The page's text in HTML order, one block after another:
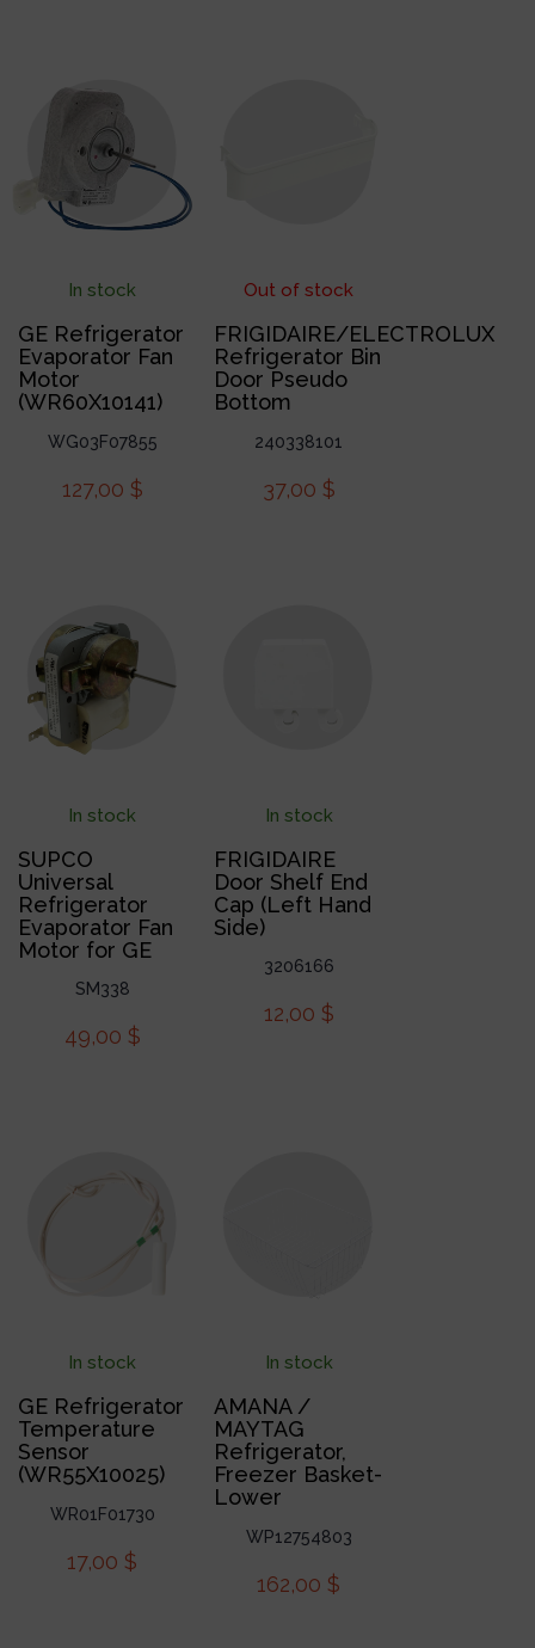
In stock
GE Refrigerator
Evaporator Fan
Motor
(WR60X10141)
WG03F07855
127,00 $
Out of stock
FRIGIDAIRE/ELECTROLUX
Refrigerator Bin
Door Pseudo
Bottom
240338101
37,00 $
In stock
SUPCO
Universal
Refrigerator
Evaporator Fan
Motor for GE
SM338
49,00 $
In stock
FRIGIDAIRE
Door Shelf End
Cap (Left Hand
Side)
3206166
12,00 $
In stock
GE Refrigerator
Temperature
Sensor
(WR55X10025)
WR01F01730
17,00 $
In stock
AMANA /
MAYTAG
Refrigerator,
Freezer Basket-
Lower
WP12754803
162,00 $